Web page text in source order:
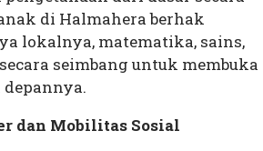
di Halmahera berhak
lokalnya, matematika, sains,
seimbang untuk membuka
depannya.
dan Mobilitas Sosial